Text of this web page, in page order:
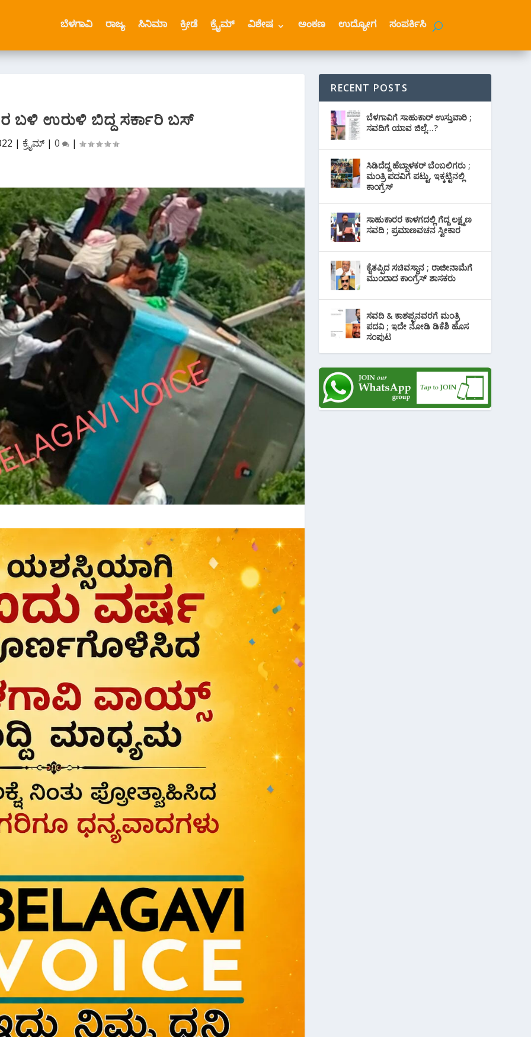
ಬೆಳಗಾವಿ ರಾಜ್ಯ ಸಿನಿಮಾ ಕ್ರೀಡೆ ಕ್ರೈಮ್ ವಿಶೇಷ ಅಂಕಣ ಉದ್ಯೋಗ ಸಂಪರ್ಕಿಸಿ
ಬಳಿ ಉರುಳಿ ಬಿದ್ದ ಸರ್ಕಾರಿ ಬಸ್
| ಕ್ರೈಮ್| 0 |
RECENT POSTS
ಬೆಳಗಾವಿಗೆ ಸಾಹುಕಾರ್ ಉಸ್ತುವಾರಿ ;
ಸವದಿಗೆ ಯಾವ ಜಿಲ್ಲೆ…?
ಸಿಡಿದೆದ್ದ ಹೆಬ್ಬಾಳಕರ್ ಬೆಂಬಲಿಗರು ;
ಮಂತ್ರಿ ಪದವಿಗೆ ‌ಪಟ್ಟು, ಇಕ್ಕಟ್ಟಿನಲ್ಲಿ
ಕಾಂಗ್ರೆಸ್
ಸಾಹುಕಾರರ ಕಾಳಗದಲ್ಲಿ ಗೆದ್ದ ಲಕ್ಷ್ಮಣ
ಸವದಿ ; ಪ್ರಮಾಣವಚನ ಸ್ವೀಕಾರ
ಕೈತಪ್ಪಿದ ಸಚಿವಸ್ಥಾನ ; ರಾಜೀನಾಮೆಗೆ
ಮುಂದಾದ ಕಾಂಗ್ರೆಸ್ ‌ಶಾಸಕರು
ಸವದಿ & ಕಾಶಪ್ಪನವರಗೆ ಮಂತ್ರಿ
ಪದವಿ ; ಇದೇ ನೋಡಿ‌ ಡಿಕೆಶಿ ಹೊಸ
ಸಂಪುಟ